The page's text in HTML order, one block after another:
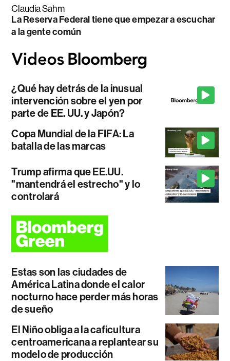
Claudia Sahm
La Reserva Federal tiene que empezar a escuchar
a la gente común
¿Qué hay detrás de la inusual
intervención sobre el yen por
parte de EE. UU. y Japón?
Copa Mundial de la FIFA: La
batalla de las marcas
Trump afirma que EE.UU.
"mantendrá el estrecho" y lo
controlará
Estas son las ciudades de
América Latina donde el calor
nocturno hace perder más horas
de sueño
El Niño obliga a la caficultura
centroamericana a replantear su
modelo de producción